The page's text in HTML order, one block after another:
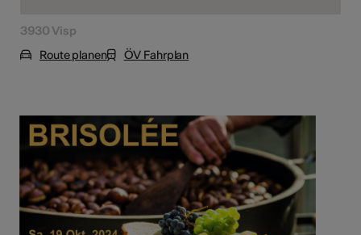
3930 Visp
Route planen
ÖV Fahrplan